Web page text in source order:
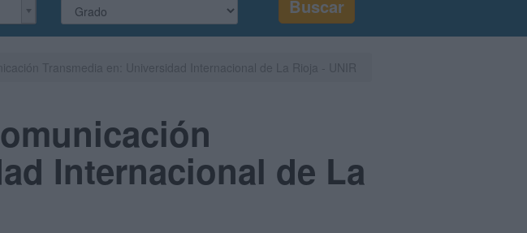
Internacional de La